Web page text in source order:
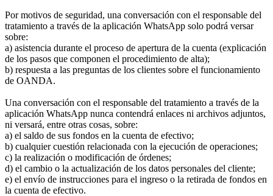
Por motivos de seguridad, una conversación con el responsable del
tratamiento a través de la aplicación WhatsApp solo podrá versar
sobre:
a) asistencia durante el proceso de apertura de la cuenta (explicación
de los pasos que componen el procedimiento de alta);
b) respuesta a las preguntas de los clientes sobre el funcionamiento
de OANDA.
Una conversación con el responsable del tratamiento a través de la
aplicación WhatsApp nunca contendrá enlaces ni archivos adjuntos,
ni versará, entre otras cosas, sobre:
a) el saldo de sus fondos en la cuenta de efectivo;
b) cualquier cuestión relacionada con la ejecución de operaciones;
c) la realización o modificación de órdenes;
d) el cambio o la actualización de los datos personales del cliente;
e) el envío de instrucciones para el ingreso o la retirada de fondos en
la cuenta de efectivo.